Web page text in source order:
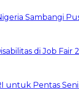
Sambangi
di Job Fair
untuk Pentas